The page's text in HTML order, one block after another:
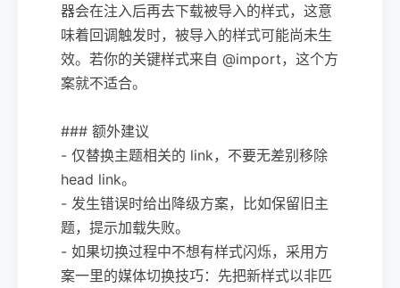
器会在注入后再去下载被导入的样式，这意
味着回调触发时，被导入的样式可能尚未生
效。若你的关键样式来自 @import，这个方
案就不适合。
### 额外建议
- 仅替换主题相关的 link，不要无差别移除
head link。
- 发生错误时给出降级方案，比如保留旧主
题，提示加载失败。
- 如果切换过程中不想有样式闪烁，采用方
案一里的媒体切换技巧：先把新样式以非匹